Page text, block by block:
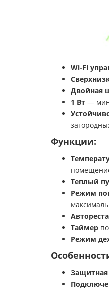
Wi-Fi
Двойная
1 Вт —
Функции:
Теплый
Режим
Таймер
Режим
Защитная